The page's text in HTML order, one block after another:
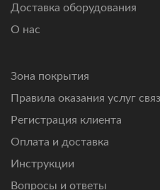
Доставка оборудования
О нас
Зона покрытия
Правила оказания услуг
Регистрация клиента
Оплата и доставка
Инструкции
Вопросы и ответы